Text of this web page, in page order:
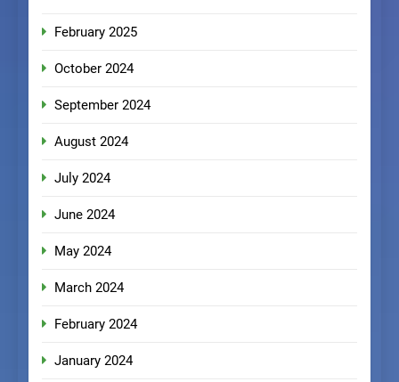
February 2025
October 2024
September 2024
August 2024
July 2024
June 2024
May 2024
March 2024
February 2024
January 2024